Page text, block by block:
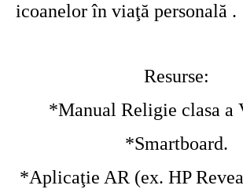
icoanelor în viaţă personală .
Resurse:
*Manual Religie clasa
*Smartboard.
*Aplicaţie AR (ex. HP